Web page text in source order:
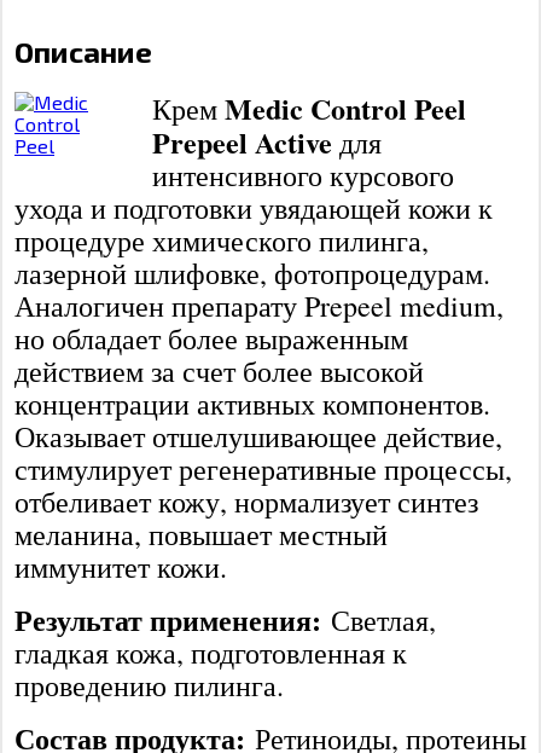
Описание
КремMedic Control Peel
Prepeel Active для
интенсивного курсового
ухода и подготовки увядающей кожи к
процедуре химического пилинга,
лазерной шлифовке, фотопроцедурам.
Аналогичен препарату Prepeel medium,
но обладает более выраженным
действием за счет более высокой
концентрации активных компонентов.
Оказывает отшелушивающее действие,
стимулирует регенеративные процессы,
отбеливает кожу, нормализует синтез
меланина, повышает местный
иммунитет кожи.
Результат применения: Светлая,
гладкая кожа, подготовленная к
проведению пилинга.
Состав продукта: Ретиноиды, протеины